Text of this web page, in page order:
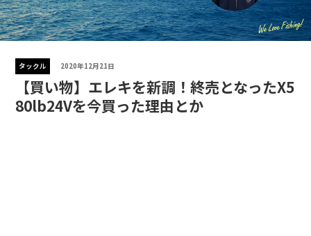
タックル 2020年12月21日
【買い物】エレキを新調！終売となったX5
80lb24Vを今買った理由とか